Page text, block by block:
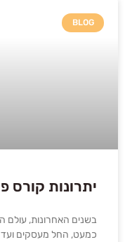
BLOG
יתרונות קורס
בשנים האחרונות, עולם
כמעט, החל מעסקים ועד